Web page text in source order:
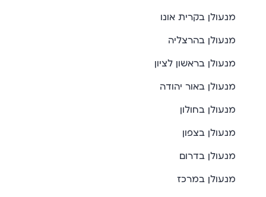
מנעולן בקרית אונו
מנעולן בהרצליה
מנעולן בראשון לציון
מנעולן באור יהודה
מנעולן בחולון
מנעולן בצפון
מנעולן בדרום
מנעולן במרכז